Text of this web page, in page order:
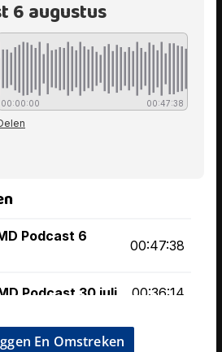
En Omstreken